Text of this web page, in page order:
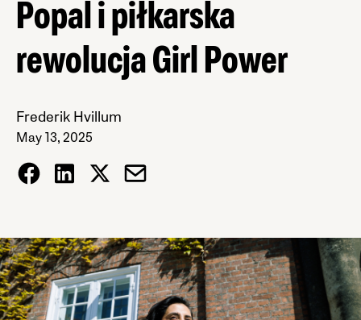
Popal i piłkarska
rewolucja Girl Power
Frederik Hvillum
May 13, 2025